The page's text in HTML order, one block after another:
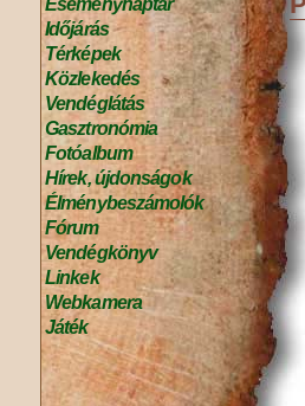
Eseménynaptár
Időjárás
Térképek
Közlekedés
Vendéglátás
Gasztronómia
Fotóalbum
Hírek, újdonságok
Élménybeszámolók
Fórum
Vendégkönyv
Linkek
Webkamera
Játék